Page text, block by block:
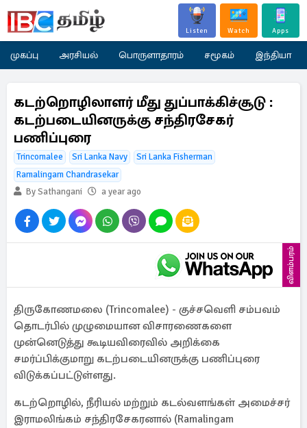
Listen Watch Apps
முகப்பு அரசியல் பொருளாதாரம் சமூகம் இந்தியா
கடற்றொழிலாளர் மீது துப்பாக்கிச்சூடு :
கடற்படையினருக்கு சந்திரசேகர்
பணிப்புரை
Trincomalee Sri Lanka Navy
Sri Lanka Fisherman
Ramalingam Chandrasekar
By Sathangani
a year ago
விளம்பரம்
திருகோணமலை (Trincomalee) - குச்சவெளி சம்பவம்
தொடர்பில் முழுமையான விசாரணைகளை
முன்னெடுத்து கூடியவிரைவில் அறிக்கை
சமர்ப்பிக்குமாறு கடற்படையினருக்கு பணிப்புரை
விடுக்கப்பட்டுள்ளது.
கடற்றொழில், நீரியல் மற்றும் கடல்வளங்கள் அமைச்சர்
இராமலிங்கம் சந்திரசேகரனால் (Ramalingam